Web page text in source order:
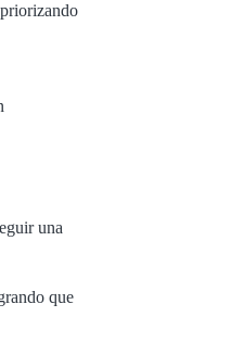
una
que